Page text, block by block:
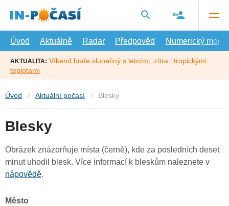
hlavní
Úvod
Aktuálně Radar Předpověď Numerický model
AKTUALITA: Víkend bude slunečný s letními, zítra i tropickými
teplotami
Úvod Aktuální počasí Blesky
Blesky
Obrázek znázorňuje místa (černě), kde za posledních deset
minut uhodil blesk. Více informací k bleskům naleznete v
nápovědě.
Město